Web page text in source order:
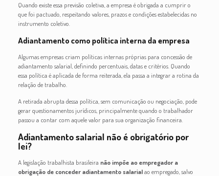
Quando existe essa previsão coletiva, a empresa é obrigada a cumprir o
que foi pactuado, respeitando valores, prazos e condições estabelecidas no
instrumento coletivo.
Adiantamento como política interna da empresa
Algumas empresas criam políticas internas próprias para concessão de
adiantamento salarial, definindo percentuais, datas e critérios. Quando
essa política é aplicada de forma reiterada, ela passa a integrar a rotina da
relação de trabalho.
A retirada abrupta dessa política, sem comunicação ou negociação, pode
gerar questionamentos jurídicos, principalmente quando o trabalhador
passou a contar com aquele valor para sua organização financeira.
Adiantamento salarial não é obrigatório por
lei?
A legislação trabalhista brasileira não impõe ao empregador a
obrigação de conceder adiantamento salarialao empregado, salvo